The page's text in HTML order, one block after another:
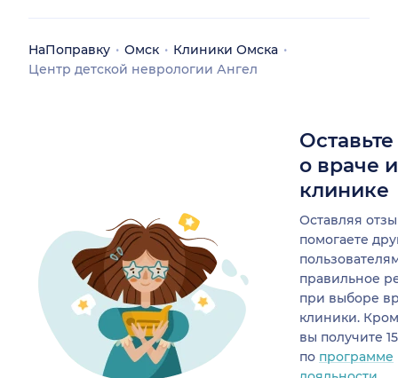
НаПоправку Омск
Клиники Омска
Центр детской неврологии Ангел
о враче
клинике
Оставляя
помогаете
правильное
при выборе
клиники.
вы получите
по программе